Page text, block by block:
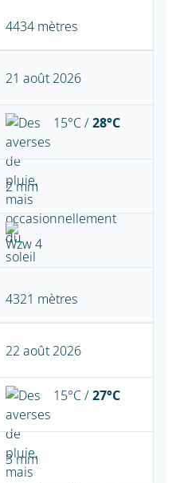
4434 mètres
21 août 2026
15°C /28°C
2 mm
4321 mètres
22 août 2026
15°C /27°C
3 mm